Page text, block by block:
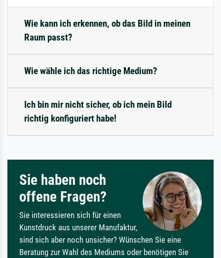
Wie kann ich erkennen, ob das Bild in meinen
Raum passt?
Wie wähle ich das richtige Medium?
Ich bin mir nicht sicher, ob ich mein Bild
richtig konfiguriert habe!
Sie haben noch
offene Fragen?
Sie interessieren sich für einen
Kunstdruck aus unserer Manufaktur,
sind sich aber noch unsicher? Wünschen Sie eine
Beratung zur Wahl des Mediums oder benötigen Sie